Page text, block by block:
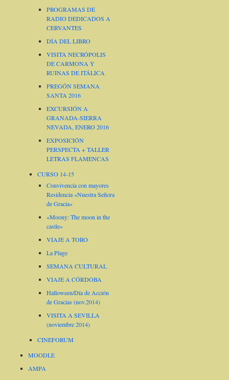
PROGRAMAS DE
RADIO DEDICADOS A
CERVANTES
DÍA DEL LIBRO
VISITA NECRÓPOLIS
DE CARMONA Y
RUINAS DE ITÁLICA
PREGÓN SEMANA
SANTA 2016
EXCURSIÓN A
GRANADA-SIERRA
NEVADA, ENERO 2016
EXPOSICIÓN
PERSPECTA + TALLER
LETRAS FLAMENCAS
CURSO 14-15
Convivencia con mayores
Residencia «Nuestra Señora
de Gracia»
«Moony: The moon in the
castle»
VIAJE A TORO
La Plage
SEMANA CULTURAL
VIAJE A CÓRDOBA
Halloween/Día de Acción
de Gracias (nov.2014)
VISITA A SEVILLA
(noviembre 2014)
CINEFORUM
MOODLE
AMPA